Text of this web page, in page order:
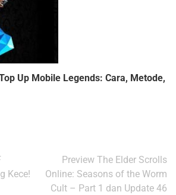
Up Mobile Legends: Cara, Metode,
Kece!
Preview The Elder Scrolls
Online: Seasons of the Worm
Cult – Part 1 dan Update 46